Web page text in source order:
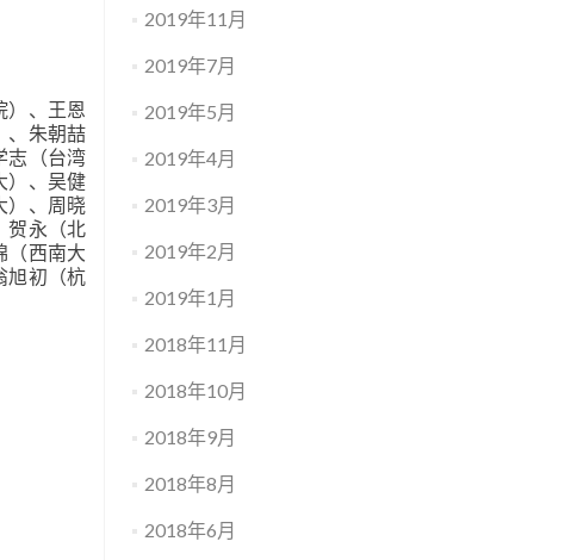
）、王恩
、朱朝喆
志（台湾
）、吴健
）、周晓
贺永（北
（西南大
旭初（杭
2019年11月
2019年7月
2019年5月
2019年4月
2019年3月
2019年2月
2019年1月
2018年11月
2018年10月
2018年9月
2018年8月
2018年6月